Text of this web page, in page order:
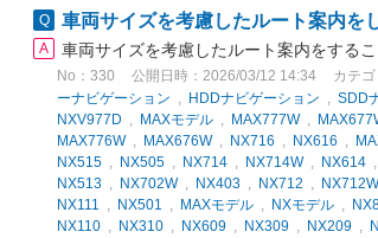
車両サイズを考慮したルート案内を
車両サイズを考慮したルート案内をする
No：330 公開日時：2026/03/12 14:34 カテゴ
ーナビゲーション , HDDナビゲーション , SDD
NXV977D , MAXモデル , MAX777W,
MAX776W, MAX676W, NX716 , NX616 ,
NX515 , NX505 , NX714 , NX714W, NX614 ,
NX513 , NX702W, NX403 , NX712 , NX712W
NX111 , NX501 , MAXモデル , NXモデル ,
NX110 , NX310 , NX609 , NX309 , NX209 ,